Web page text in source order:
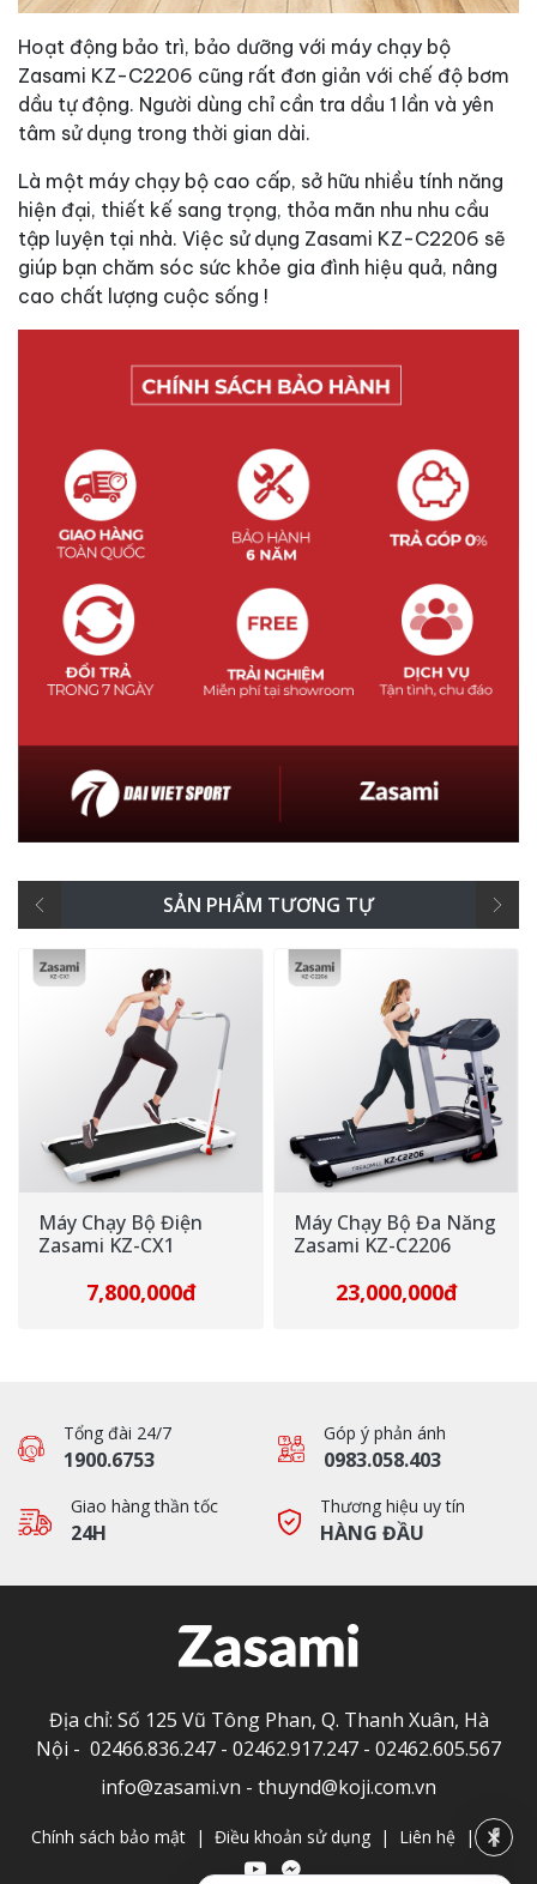
Hoạt động bảo trì, bảo dưỡng với máy chạy bộ
Zasami KZ-C2206 cũng rất đơn giản với chế độ bơm
dầu tự động. Người dùng chỉ cần tra dầu 1 lần và yên
tâm sử dụng trong thời gian dài.
Là một máy chạy bộ cao cấp, sở hữu nhiều tính năng
hiện đại, thiết kế sang trọng, thỏa mãn nhu nhu cầu
tập luyện tại nhà. Việc sử dụng Zasami KZ-C2206 sẽ
giúp bạn chăm sóc sức khỏe gia đình hiệu quả, nâng
cao chất lượng cuộc sống !
SẢN PHẨM TƯƠNG TỰ
Máy Chạy Bộ Đa Năng
Zasami KZ-C2206
23,000,000đ
Máy Chạy Bộ Đa Năng
Zasami KZ-C2205M
16,300,000đ
Tổng đài 24/7
1900.6753
Góp ý phản ánh
0983.058.403
Giao hàng thần tốc
24H
Thương hiệu uy tín
HÀNG ĐẦU
Địa chỉ: Số 125 Vũ Tông Phan, Q. Thanh Xuân, Hà
Nội - 02466.836.247 - 02462.917.247 - 02462.605.567
info@zasami.vn - thuynd@koji.com.vn
Chính sách bảo mật | Điều khoản sử dụng | Liên hệ |